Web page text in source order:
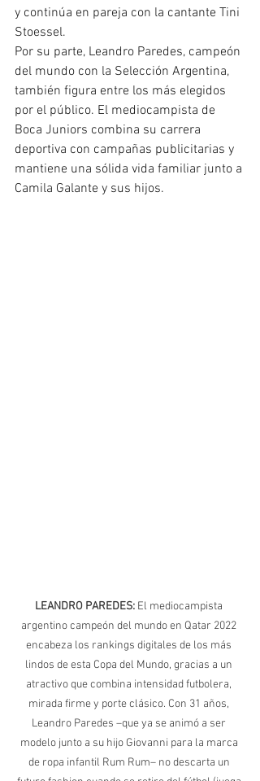
y continúa en pareja con la cantante Tini
Stoessel.
Por su parte, Leandro Paredes, campeón
del mundo con la Selección Argentina,
también figura entre los más elegidos
por el público. El mediocampista de
Boca Juniors combina su carrera
deportiva con campañas publicitarias y
mantiene una sólida vida familiar junto a
Camila Galante y sus hijos.
LEANDRO PAREDES: El mediocampista
argentino campeón del mundo en Qatar 2022
encabeza los rankings digitales de los más
lindos de esta Copa del Mundo, gracias a un
atractivo que combina intensidad futbolera,
mirada firme y porte clásico. Con 31 años,
Leandro Paredes –que ya se animó a ser
modelo junto a su hijo Giovanni para la marca
de ropa infantil Rum Rum– no descarta un